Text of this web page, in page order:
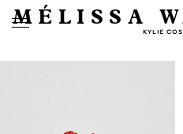
MÉLISSA
KYLIE